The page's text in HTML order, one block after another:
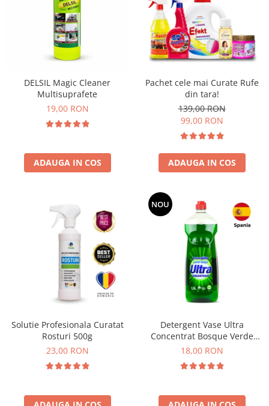
DELSIL Magic Cleaner
Multisuprafete
19,00 RON
ADAUGA IN COS
Pachet cele mai Curate Rufe
din tara!
139,00 RON
99,00 RON
ADAUGA IN COS
Solutie Profesionala Curatat
Rosturi 500g
23,00 RON
NOU
Detergent Vase Ultra
Concentrat Bosque Verde
Spania 1.3L
18,00 RON